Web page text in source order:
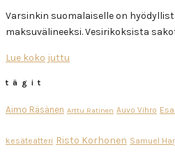
Varsinkin suomalaiselle on
maksuvälineeksi. Vesirikoksista
Lue koko juttu
tägit
Aimo Räsänen Arttu Ratinen Auvo Vihro
kesäteatteri Risto Korhonen Samuel